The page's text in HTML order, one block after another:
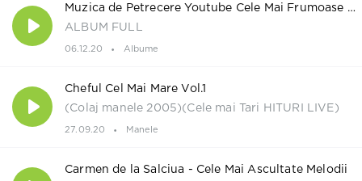
Muzica de Petrecere Youtube Cele Mai Frumoase Melodii 2020
ALBUM FULL
06.12.20 Albume
Cheful Cel Mai Mare Vol.1
(Colaj manele 2005)(Cele mai Tari HITURI LIVE)
27.09.20 Manele
Carmen de la Salciua - Cele Mai Ascultate Melodii